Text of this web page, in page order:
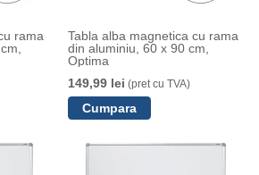
rama
Tabla alba magnetica cu rama
din aluminiu, 60 x 90 cm,
Optima
149,99 lei (pret cu TVA)